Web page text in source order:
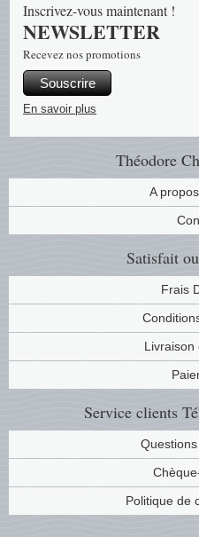
Théodore
A
Satisfait
Frais
Livraison
Service clients
Politique de
Inscrivez-vous maintenant !
NEWSLETTER
Recevez nos promotions
Souscrire
En savoir plus